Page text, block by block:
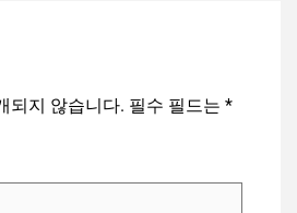
되지 않습니다. 필수 필드는 *